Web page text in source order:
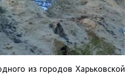
из городов Харьковской